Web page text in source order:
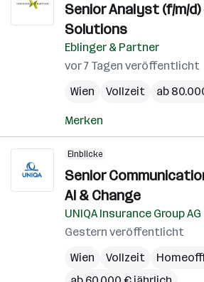
Senior Analyst (f/m/d)
Solutions
Eblinger & Partner
vor 7 Tagen veröffentlicht
Wien
Vollzeit ab
Merken
Einblicke
Senior
AI & Change
UNIQA Insurance Group AG
Gestern veröffentlicht
Wien
Vollzeit